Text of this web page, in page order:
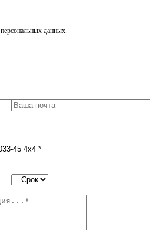
персональных данных.